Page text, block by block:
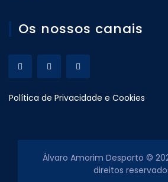
Os nossos canais
Política de Privacidade e Cookies
Álvaro Amorim Desporto ©
direitos